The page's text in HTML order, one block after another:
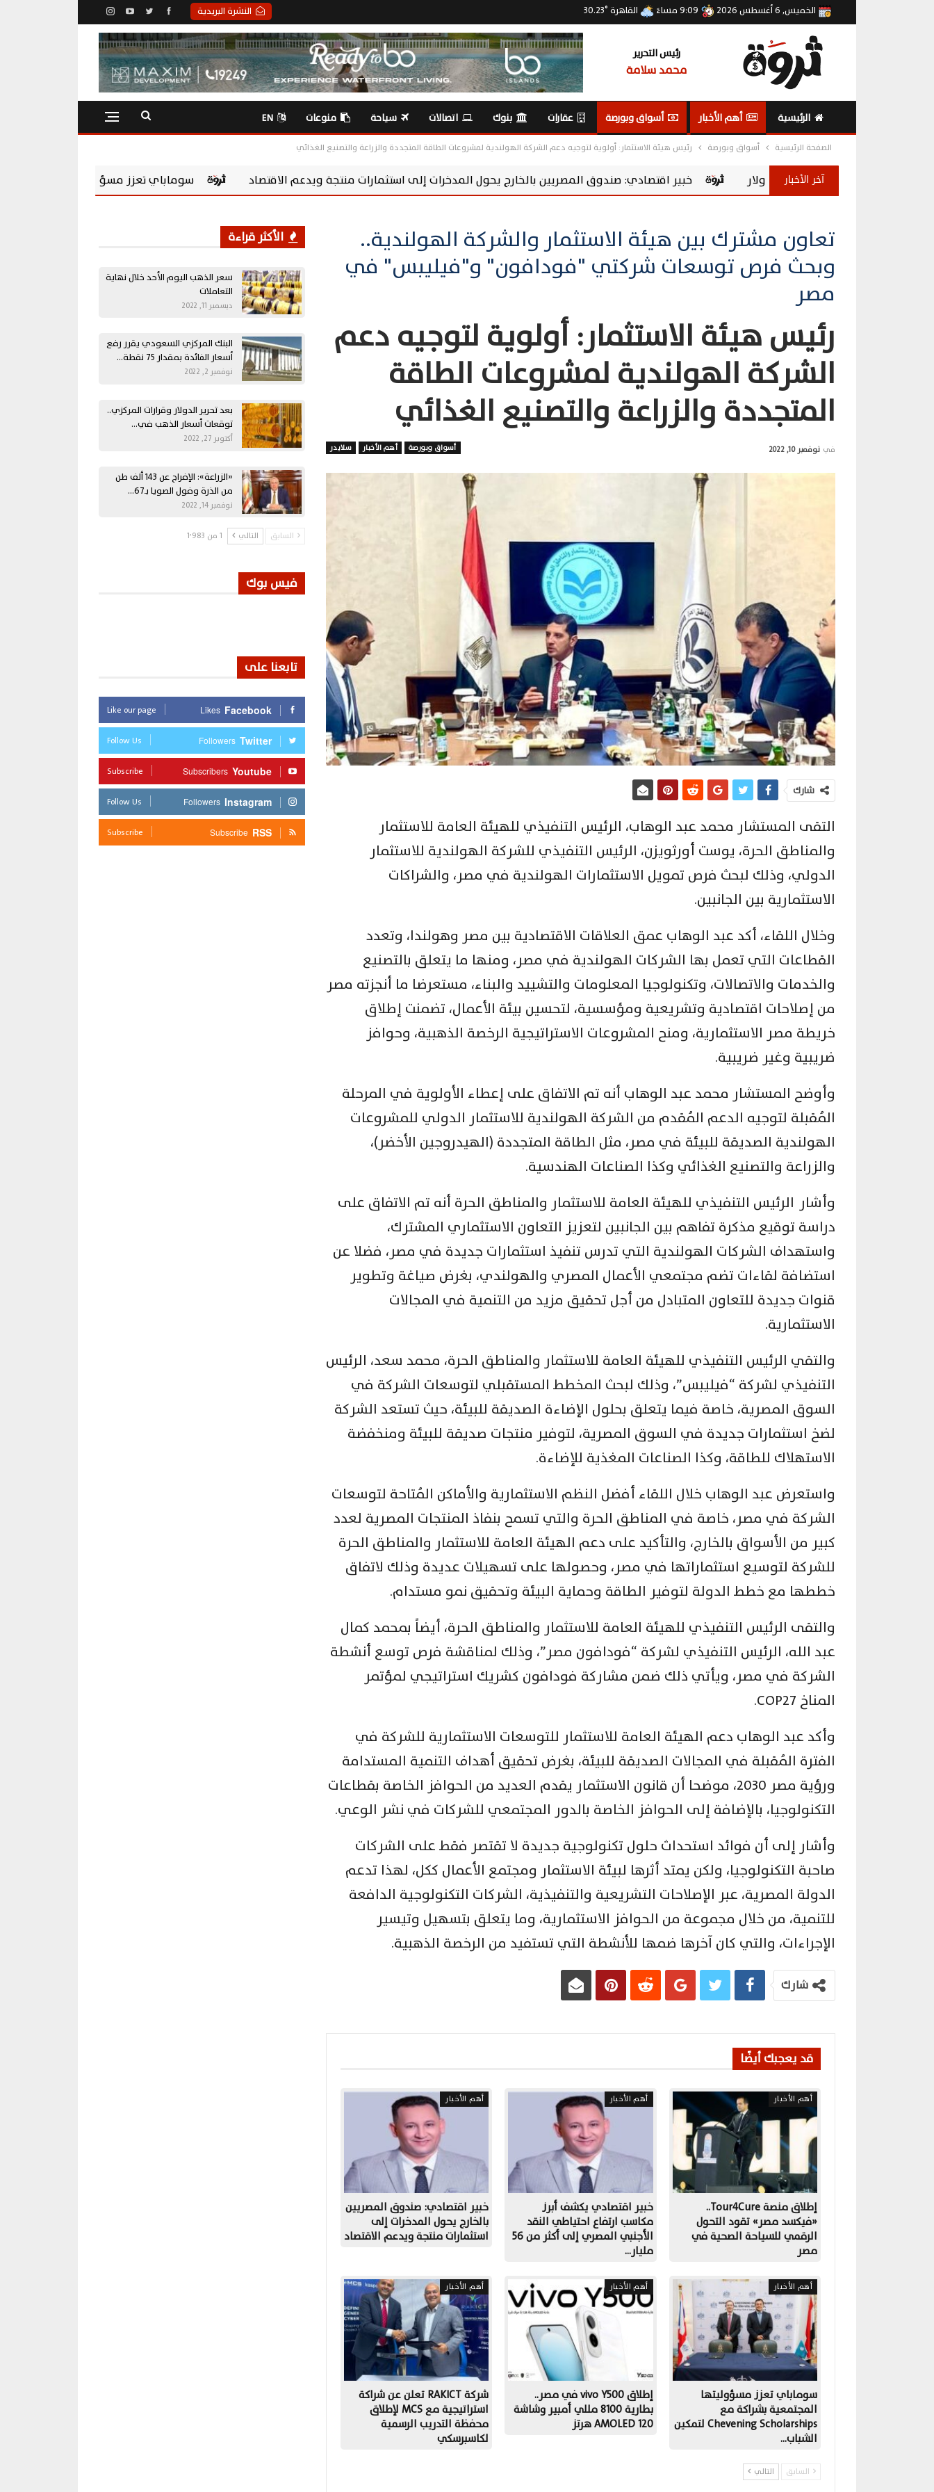
النشرة البريدية الخميس, 6 أغسطس 2026 القاهرة°
30.23
رئيس التحرير
محمد سلامة
الرئيسية أهم الأخبار أسواق وبورصة عقارات بنوك اتصالات سياحة منوعات EN
الصفحة الرئيسية أسواق وبورصة رئيس هيئة الاستثمار: أولوية لتوجيه دعم الشركة الهولندية لمشروعات الطاقة المتجددة والزراعة والتصنيع الغذائي
آخر الأخبار
خبير اقتصادي: صندوق المصريين بالخارج يحول المدخرات إلى استثمارات منتجة ويدعم الاقتصاد سوماباي تعزز مسؤوليتها المجتمعية بشراكة مع Chevening Scholarships لتمكين الشباب المصري
تعاون مشترك بين هيئة الاستثمار والشركة الهولندية..
وبحث فرص توسعات شركتي "فودافون" و"فيليبس" في
مصر
رئيس هيئة الاستثمار: أولوية لتوجيه دعم
الشركة الهولندية لمشروعات الطاقة
المتجددة والزراعة والتصنيع الغذائي
أسواق وبورصة أهم الأخبار سلايدر في نوفمبر 10, 2022
شارك
التقى المستشار محمد عبد الوهاب، الرئيس التنفيذي للهيئة العامة للاستثمار
والمناطق الحرة، يوست أورثويزن، الرئيس التنفيذي للشركة الهولندية للاستثمار
الدولي، وذلك لبحث فرص تمويل الاستثمارات الهولندية في مصر، والشراكات
الاستثمارية بين الجانبين.
وخلال اللقاء، أكد عبد الوهاب عمق العلاقات الاقتصادية بين مصر وهولندا، وتعدد
القطاعات التي تعمل بها الشركات الهولندية في مصر، ومنها ما يتعلق بالتصنيع
والخدمات والاتصالات، وتكنولوجيا المعلومات والتشييد والبناء، مستعرضا ما أنجزته مصر
من إصلاحات اقتصادية وتشريعية ومؤسسية، لتحسين بيئة الأعمال، تضمنت إطلاق
خريطة مصر الاستثمارية، ومنح المشروعات الاستراتيجية الرخصة الذهبية، وحوافز
ضريبية وغير ضريبية.
وأوضح المستشار محمد عبد الوهاب أنه تم الاتفاق على إعطاء الأولوية في المرحلة
المُقبلة لتوجيه الدعم المُقدم من الشركة الهولندية للاستثمار الدولي للمشروعات
الهولندية الصديقة للبيئة في مصر، مثل الطاقة المتجددة (الهيدروجين الأخضر)،
والزراعة والتصنيع الغذائي وكذا الصناعات الهندسية.
وأشار الرئيس التنفيذي للهيئة العامة للاستثمار والمناطق الحرة أنه تم الاتفاق على
دراسة توقيع مذكرة تفاهم بين الجانبين لتعزيز التعاون الاستثماري المشترك،
واستهداف الشركات الهولندية التي تدرس تنفيذ استثمارات جديدة في مصر، فضلا عن
استضافة لقاءات تضم مجتمعي الأعمال المصري والهولندي، بغرض صياغة وتطوير
قنوات جديدة للتعاون المتبادل من أجل تحقيق مزيد من التنمية في المجالات
الاستثمارية.
والتقي الرئيس التنفيذي للهيئة العامة للاستثمار والمناطق الحرة، محمد سعد، الرئيس
التنفيذي لشركة “فيليبس”، وذلك لبحث المخطط المستقبلي لتوسعات الشركة في
السوق المصرية، خاصة فيما يتعلق بحلول الإضاءة الصديقة للبيئة، حيث تستعد الشركة
لضخ استثمارات جديدة في السوق المصرية، لتوفير منتجات صديقة للبيئة ومنخفضة
الاستهلاك للطاقة، وكذا الصناعات المغذية للإضاءة.
واستعرض عبد الوهاب خلال اللقاء أفضل النظم الاستثمارية والأماكن المُتاحة لتوسعات
الشركة في مصر، خاصة في المناطق الحرة والتي تسمح بنفاذ المنتجات المصرية لعدد
كبير من الأسواق بالخارج، والتأكيد على دعم الهيئة العامة للاستثمار والمناطق الحرة
للشركة لتوسيع استثماراتها في مصر، وحصولها على تسهيلات عديدة وذلك لاتفاق
خططها مع خطط الدولة لتوفير الطاقة وحماية البيئة وتحقيق نمو مستدام.
والتقى الرئيس التنفيذي للهيئة العامة للاستثمار والمناطق الحرة، أيضاً بمحمد كمال
عبد الله، الرئيس التنفيذي لشركة “فودافون مصر”، وذلك لمناقشة فرص توسع أنشطة
الشركة في مصر، ويأتي ذلك ضمن مشاركة فودافون كشريك استراتيجي لمؤتمر
المناخ COP27.
وأكد عبد الوهاب دعم الهيئة العامة للاستثمار للتوسعات الاستثمارية للشركة في
الفترة المُقبلة في المجالات الصديقة للبيئة، بغرض تحقيق أهداف التنمية المستدامة
ورؤية مصر 2030، موضحا أن قانون الاستثمار يقدم العديد من الحوافز الخاصة بقطاعات
التكنولوجيا، بالإضافة إلى الحوافز الخاصة بالدور المجتمعي للشركات في نشر الوعي.
وأشار إلى أن فوائد استحداث حلول تكنولوجية جديدة لا تقتصر فقط على الشركات
صاحبة التكنولوجيا، ولكن يمتد أثرها لبيئة الاستثمار ومجتمع الأعمال ككل، لهذا تدعم
الدولة المصرية، عبر الإصلاحات التشريعية والتنفيذية، الشركات التكنولوجية الدافعة
للتنمية، من خلال مجموعة من الحوافز الاستثمارية، وما يتعلق بتسهيل وتيسير
الإجراءات، والتي كان آخرها ضمها للأنشطة التي تستفيد من الرخصة الذهبية.
شارك
قد يعجبك أيضًا
أهم الأخبار
إطلاق منصة Tour4Cure..
«فيكسد مصر» تقود التحول
الرقمي للسياحة الصحية في
مصر
أهم الأخبار
خبير اقتصادي يكشف أبرز
مكاسب ارتفاع احتياطي النقد
الأجنبي المصري إلى أكثر من 56
مليار…
أهم الأخبار
خبير اقتصادي: صندوق المصريين
بالخارج يحول المدخرات إلى
استثمارات منتجة ويدعم الاقتصاد
أهم الأخبار
سوماباي تعزز مسؤوليتها
المجتمعية بشراكة مع
Chevening Scholarships لتمكين
الشباب…
أهم الأخبار
إطلاق vivo Y500 في مصر..
بطارية 8100 مللي أمبير وشاشة
AMOLED 120 هرتز
أهم الأخبار
شركة RAKICT تعلن عن شراكة
استراتيجية مع MCS لإطلاق
محفظة التدريب الرسمية
لكاسبرسكي
السابق التالي
الأكثر قراءة
سعر الذهب اليوم الأحد خلال نهاية
التعاملات
ديسمبر 11, 2022
البنك المركزي السعودي يقرر رفع
أسعار الفائدة بمقدار 75 نقطة…
نوفمبر 2, 2022
بعد تحرير الدولار وقرارات المركزي..
توقعات أسعار الذهب في…
أكتوبر 27, 2022
«الزراعة»: الإفراج عن 143 ألف طن
من الذرة وفول الصويا بـ67…
نوفمبر 14, 2022
السابق التالي 1 من 1٬983
فيس بوك
تابعنا على
Facebook
Likes
Like our page
Twitter
Followers
Follow Us
Youtube
Subscribers
Subscribe
Instagram
Followers
Follow Us
RSS
Subscribe
Subscribe